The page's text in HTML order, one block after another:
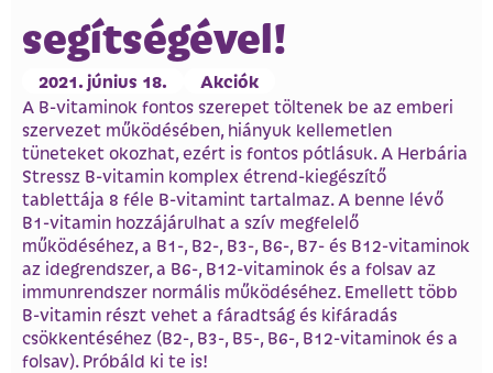
segítségével!
2021. június 18. Akciók
A B-vitaminok fontos szerepet töltenek be az emberi
szervezet működésében, hiányuk kellemetlen
tüneteket okozhat, ezért is fontos pótlásuk. A Herbária
Stressz B-vitamin komplex étrend-kiegészítő
tablettája 8 féle B-vitamint tartalmaz. A benne lévő
B1-vitamin hozzájárulhat a szív megfelelő
működéséhez, a B1-, B2-, B3-, B6-, B7- és B12-vitaminok
az idegrendszer, a B6-, B12-vitaminok és a folsav az
immunrendszer normális működéséhez. Emellett több
B-vitamin részt vehet a fáradtság és kifáradás
csökkentéséhez (B2-, B3-, B5-, B6-, B12-vitaminok és a
folsav). Próbáld ki te is!